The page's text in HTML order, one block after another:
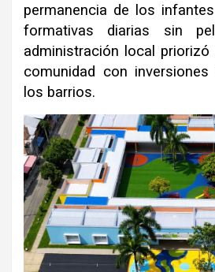
permanencia de los
formativas diarias sin
administración local priorizó
comunidad con
los barrios.